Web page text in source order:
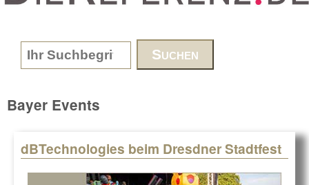
www.DieReferenz.de
Search form
Bayer Events
dBTechnologies beim Dresdner Stadtfest